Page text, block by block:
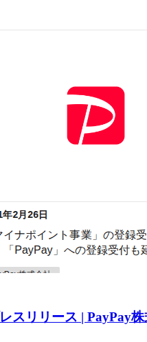
スリリース | PayPay